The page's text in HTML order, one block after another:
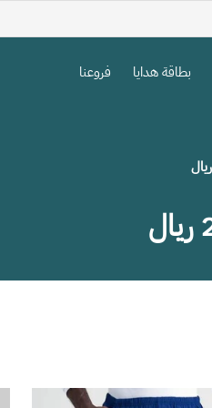
بطاقة هدايا فروعنا